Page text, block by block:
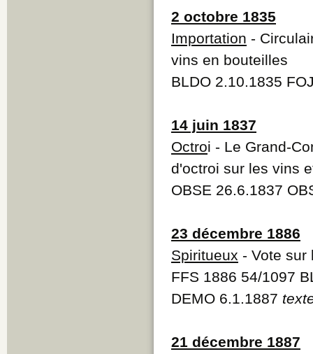
2 octobre 1835
Importation -
vins en bouteilles
BLDO 2.10.1835
14 juin 1837
Octroi - Le Grand-
d'octroi sur les vins
OBSE 26.6.1837
23 décembre 1886
Spiritueux - Vote sur
FFS 1886 54/1097
DEMO 6.1.1887
21 décembre 1887